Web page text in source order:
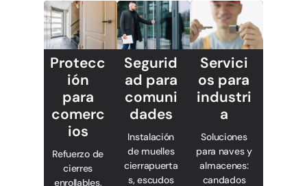
Protecc
ión
para
comerc
ios
Refuerzo de
cierres
enrollables,
Segurid
ad para
comuni
dades
Instalación
de muelles
cierrapuerta
s, escudos
Servici
os para
industri
a
Soluciones
para naves y
almacenes:
candados